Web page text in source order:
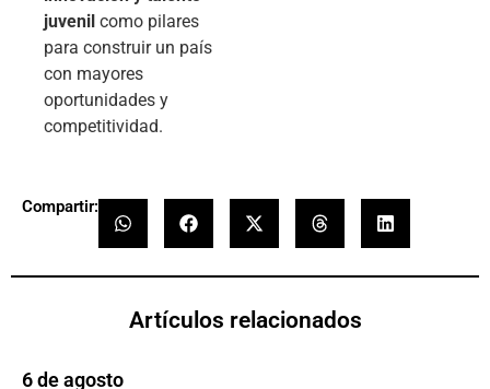
juvenil como pilares
para construir un país
con mayores
oportunidades y
competitividad.
Compartir:
Artículos relacionados
6 de agosto